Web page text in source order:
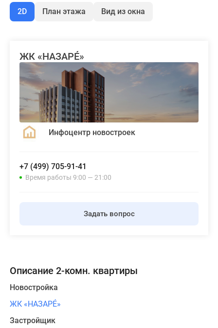
2D План этажа Вид из окна
ЖК «НАЗАРÉ»
Инфоцентр новостроек
+7 (499) 705-91-41
Время работы 9:00 — 21:00
Задать вопрос
Описание 2-комн. квартиры
Новостройка
ЖК «НАЗАРÉ»
Застройщик